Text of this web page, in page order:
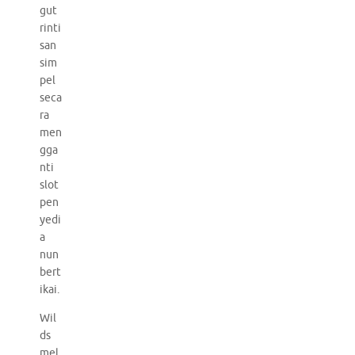
gut
rinti
san
sim
pel
seca
ra
men
gga
nti
slot
pen
yedi
a
nun
bert
ikai.
Wil
ds